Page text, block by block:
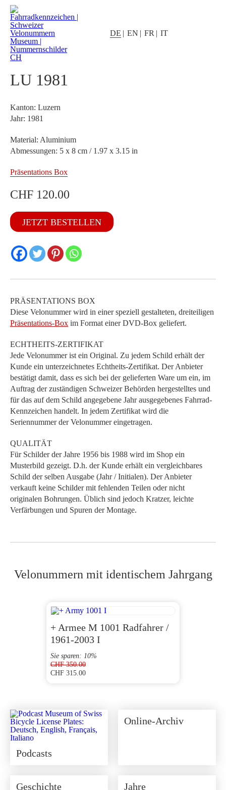
DE EN FR IT
LU 1981
Kanton: Luzern
Jahr: 1981
Material: Aluminium
Abmessungen: 5 x 8 cm / 1.97 x 3.15 in
Präsentations Box
CHF 120.00
LU
1981
Menge
JETZT BESTELLEN
PRÄSENTATIONS BOX
Diese Velonummer wird in einer speziell gestalteten, dreiteiligen
Präsentations-Box im Format einer DVD-Box geliefert.
ECHTHEITS-ZERTIFIKAT
Jede Velonummer ist ein Original. Zu jedem Schild erhält der
Kunde ein unterzeichnetes Echtheits-Zertifikat. Der Anbieter
bestätigt damit, dass es sich bei der gelieferten Ware um ein, im
Auftrag der zuständigen Schweizer Behörden hergestelltes und
für das auf dem Schild angegebene Jahr ausgegebenes Fahrrad-
Kennzeichen handelt. In jedem Zertifikat wird die
Seriennummer der Velonummer eingetragen.
QUALITÄT
Für Schilder der Jahre 1956 bis 1988 wird im Shop ein
Musterbild gezeigt. D.h. der Kunde erhält ein vergleichbares
Schild der selben Ausgabe (Jahr / Initialen). Der Anbieter
verkauft keine Schilder mit fehlenden Teilen oder nicht
originalen Bohrungen. Üblich sind jedoch Kratzer, leichte
Verfärbungen und Spuren der Montage.
Velonummern mit identischem Jahrgang
+ Armee M 1001 Radfahrer /
1961-2003 I
CHF350.00
CHF 315.00
Sie sparen: 10%
Podcasts
Online-Archiv
Geschichte Jahre